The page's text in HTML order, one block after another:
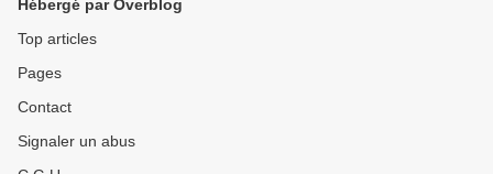
Hébergé par Overblog
Top articles
Pages
Contact
Signaler un abus